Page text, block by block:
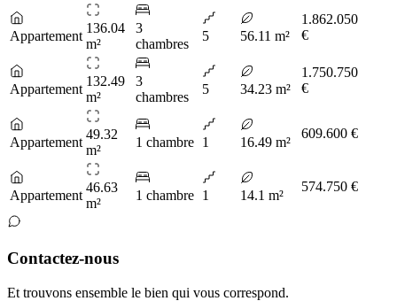
Appartement
136.04
m²
3
chambres
5 56.11 m²
1.862.050
€
Appartement
132.49
m²
3
chambres
5 34.23 m²
1.750.750
€
Appartement
49.32
m²
1 chambre 1 16.49 m²
609.600 €
Appartement
46.63
m²
1 chambre 1 14.1 m²
574.750 €
Contactez-nous
Et trouvons ensemble le bien qui vous correspond.